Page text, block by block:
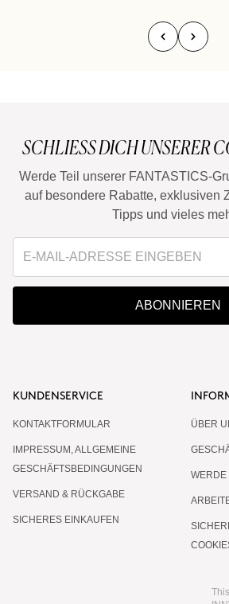
SCHLIESS DICH UNSERER
Werde Teil unserer FANTASTICS-
auf besondere Rabatte, exklusiven
Tipps und vieles
ABONNIEREN
KUNDENSERVICE
KONTAKTFORMULAR
IMPRESSUM, ALLGEMEINE
GESCHÄFTSBEDINGUNGEN
VERSAND & RÜCKGABE
SICHERES EINKAUFEN
ÜBER
WERDE